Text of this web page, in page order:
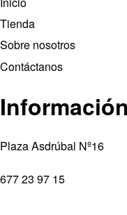
Tienda
Sobre nosotros
Contáctanos
Plaza Asdrúbal Nº16
677 23 97 15